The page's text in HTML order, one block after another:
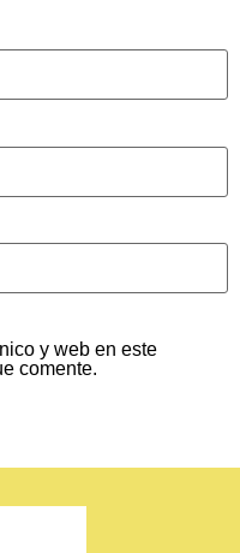
y web en este
comente.